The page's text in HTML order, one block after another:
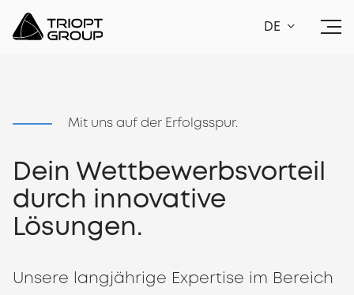
DE
Mit uns auf der Erfolgsspur.
Dein Wettbewerbsvorteil
durch innovative
Lösungen.
Unsere langjährige Expertise im Bereich